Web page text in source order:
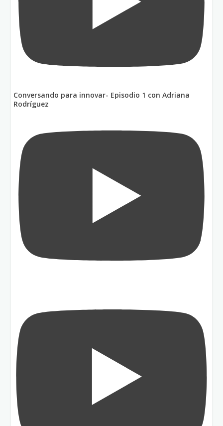
Conversando para innovar- Episodio 1 con Adriana
Rodríguez